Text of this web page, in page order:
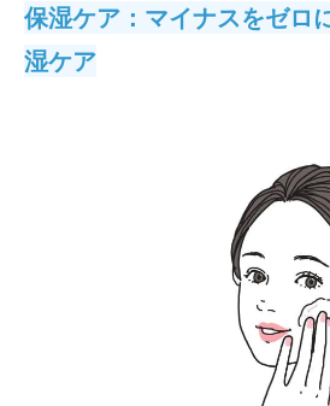
保湿ケア：マイナスをゼロ
湿ケア